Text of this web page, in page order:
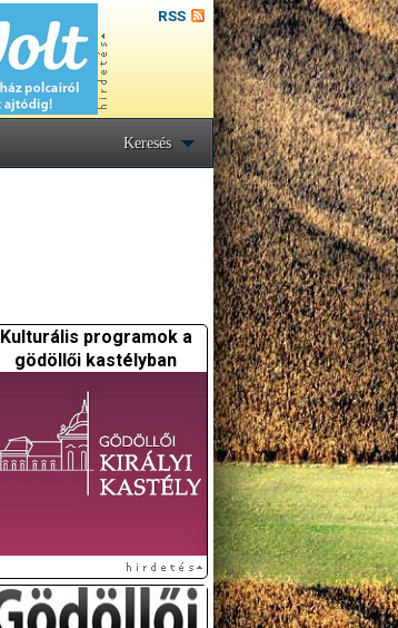
RSS
Keresés
Kulturális programok a
gödöllői kastélyban